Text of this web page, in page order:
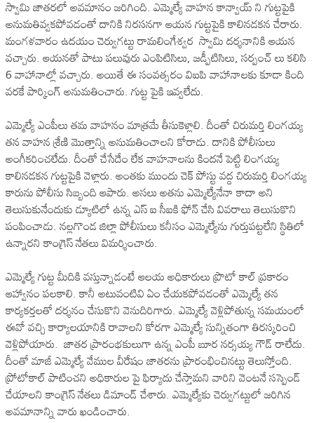
స్వామి జాతరలో అవమానం జరిగింది. ఎమ్మెల్యే వాహన కాన్వాయ్ ని గుట్టపైకి
అనుమతివ్వకపోవడంతో దానికి నిరసనగా ఆయన గుట్టపైకి కాలినడకన చేరారు.
మంగళవారం ఉదయం చెర్వుగట్టు రామలింగేశ్వర స్వామి దర్శనానికి ఆయన
వచ్చారు. ఆయనతో పాటు పలువురు ఎంపిటిసిలు, జడ్పీటిసిలు, సర్పంచ్ లు కలిసి
6 వాహానాల్లో వచ్చారు. అయితే ఈ సంవత్సరం విఐపి వాహానాలకు కూడా కింది
వరకే పార్కింగ్ అనుమతించారు. గుట్ట పైకి ఇవ్వలేదు.
ఎమ్మెల్యే ఎంపీలు తమ వాహనం మాత్రమే తీసుకెళ్లాలి. దీంతో చిరుమర్తి లింగయ్య
తన వాహన శ్రేణి మొత్తాన్ని అనుమతించాలని కోరాడు. దానికి పోలీసులు
అంగీకరించలేదు. దీంతో చేసేదేం లేక వాహనాలను కిందనే పెట్టి లింగయ్య
కాలినడకన గుట్టపైకి వెళ్లారు. అంతకు ముందు చెక్ పోస్టు వద్ద చిరుమర్తి లింగయ్య
కారును పోలీసు సిబ్బంది ఆపారు. అసలు అతను ఎమ్మెల్యేనేనా కాదా అని
తెలుసుకునేందుకు డ్యూటిలో ఉన్న ఎస్ ఐ సీఐకి ఫోన్ చేసి వివరాలు తెలుసుకొని
పంపించాడు. నల్లగొండ జిల్లా పోలీసులు కనీసం ఎమ్మెల్యేను గుర్తుపట్టలేని స్థితిలో
ఉన్నారని కాంగ్రెస్ నేతలు విమర్శించారు.
ఎమ్మెల్యే గుట్ట మీదికి వస్తున్నాడంటే ఆలయ అధికారులు ప్రొటో కాల్ ప్రకారం
ఆహ్వానం పలకాలి. కానీ అటువంటివి ఏం చేయకపోవడంతో ఎమ్మెల్యే తన
కార్యకర్తలతో దర్శనం చేసుకొని వెనుదిరిగారు. ఎమ్మెల్యే వెళ్లిపోతున్న సమయంలో
ఈవో వచ్చి కార్యాలయానికి రావాలని కోరగా ఎమ్మెల్యే సున్నితంగా తిరస్కరించి
వెళ్లిపోయారు. జాతర ప్రారంభకులుగా ఉన్న ఎంపీ బూర నర్సయ్య గౌడ్ రాలేదు.
దీంతో మాజీ ఎమ్మెల్యే వేముల వీరేషం జాతరను ప్రారంభించినట్టు తెలుస్తోంది.
ప్రోటోకాల్ పాటించని అధికారుల పై ఫిర్యాదు చేస్తామని వారిని వెంటనే సస్పెండ్
చేయాలని కాంగ్రెస్ నేతలు డిమాండ్ చేశారు. ఎమ్మెల్యేకు చెర్వుగట్టులో జరిగిన
అవమానాన్ని వారు ఖండించారు.